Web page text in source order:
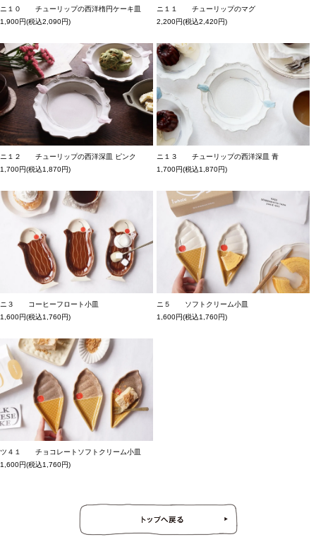
ニ１０ チューリップの西洋楕円ケーキ皿
1,900円(税込2,090円)
ニ１１ チューリップのマグ
2,200円(税込2,420円)
ニ１２ チューリップの西洋深皿 ピンク
1,700円(税込1,870円)
ニ１３ チューリップの西洋深皿 青
1,700円(税込1,870円)
ニ３ コーヒーフロート小皿
1,600円(税込1,760円)
ニ５ ソフトクリーム小皿
1,600円(税込1,760円)
ツ４１ チョコレートソフトクリーム小皿
1,600円(税込1,760円)